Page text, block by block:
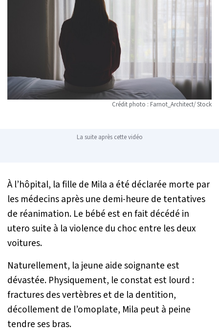
Crédit photo : Farnot_Architect/ Stock
La suite après cette vidéo
À l’hôpital, la fille de Mila a été déclarée morte par
les médecins après une demi-heure de tentatives
de réanimation. Le bébé est en fait décédé in
utero suite à la violence du choc entre les deux
voitures.
Naturellement, la jeune aide soignante est
dévastée. Physiquement, le constat est lourd :
fractures des vertèbres et de la dentition,
décollement de l’omoplate, Mila peut à peine
tendre ses bras.